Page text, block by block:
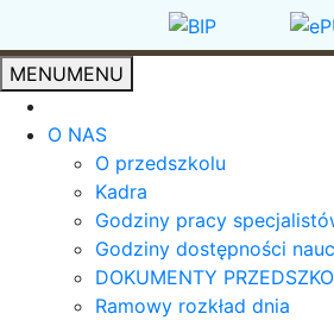
MENUMENU
O NAS
O przedszkolu
Kadra
Godziny pracy
Godziny dostępności
DOKUMENTY
Ramowy rozkład dnia